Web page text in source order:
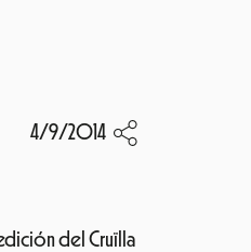
4/9/2014
del Cruïlla